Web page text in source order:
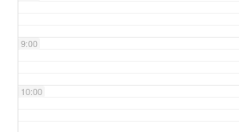
9:00
10:00